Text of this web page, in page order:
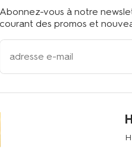
Abonnez-vous à notre
courant des promos et
votre
adresse